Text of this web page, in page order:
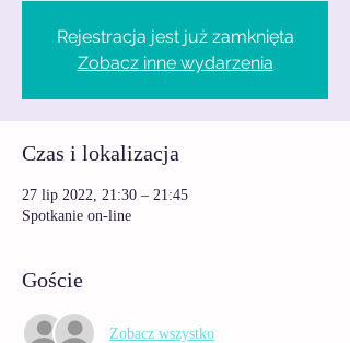
Rejestracja jest już zamknięta
Zobacz inne wydarzenia
Czas i lokalizacja
27 lip 2022, 21:30 – 21:45
Spotkanie on-line
Goście
Zobacz wszystko